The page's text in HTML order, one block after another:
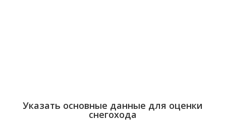
Указать основные данные для оценки
снегохода